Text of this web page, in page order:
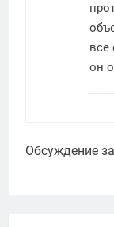
все
он
Обсуждение